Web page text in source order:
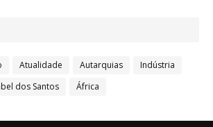
Atualidade Autarquias
Indústria
dos Santos África